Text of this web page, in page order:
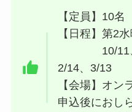
【定員】10名
【日程】第2
10/11、
2/14、3/13
【会場】オン
申込後におし